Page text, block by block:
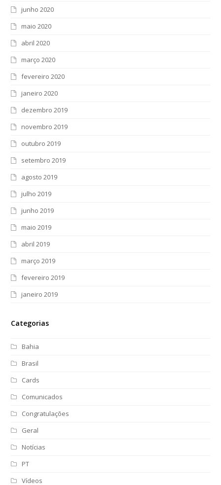
junho 2020
maio 2020
abril 2020
março 2020
fevereiro 2020
janeiro 2020
dezembro 2019
novembro 2019
outubro 2019
setembro 2019
agosto 2019
julho 2019
junho 2019
maio 2019
abril 2019
março 2019
fevereiro 2019
janeiro 2019
Categorias
Bahia
Brasil
Cards
Comunicados
Congratulações
Geral
Notícias
PT
Vídeos